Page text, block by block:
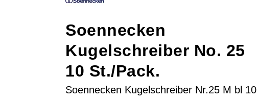
Soennecken
Kugelschreiber No. 25
10 St./Pack.
Soennecken Kugelschreiber Nr.25 M bl 10